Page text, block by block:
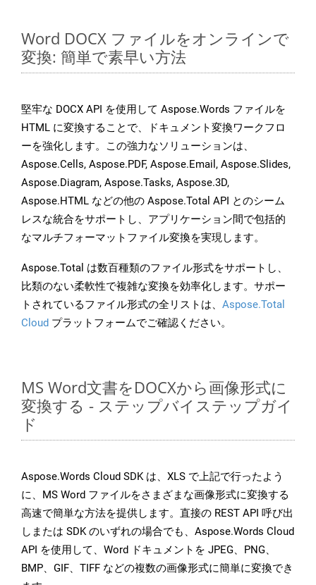
Word DOCX ファイルをオンラインで
変換: 簡単で素早い方法
堅牢な DOCX API を使用して Aspose.Words ファイルを
HTML に変換することで、ドキュメント変換ワークフロ
ーを強化します。この強力なソリューションは、
Aspose.Cells, Aspose.PDF, Aspose.Email, Aspose.Slides,
Aspose.Diagram, Aspose.Tasks, Aspose.3D,
Aspose.HTML などの他の Aspose.Total API とのシーム
レスな統合をサポートし、アプリケーション間で包括的
なマルチフォーマットファイル変換を実現します。
Aspose.Total は数百種類のファイル形式をサポートし、
比類のない柔軟性で複雑な変換を効率化します。サポー
トされているファイル形式の全リストは、 Aspose.Total
Cloud プラットフォームでご確認ください。
MS Word文書をDOCXから画像形式に
変換する - ステップバイステップガイ
ド
Aspose.Words Cloud SDK は、XLS で上記で行ったよう
に、MS Word ファイルをさまざまな画像形式に変換する
高速で簡単な方法を提供します。直接の REST API 呼び出
しまたは SDK のいずれの場合でも、Aspose.Words Cloud
API を使用して、Word ドキュメントを JPEG、PNG、
BMP、GIF、TIFF などの複数の画像形式に簡単に変換でき